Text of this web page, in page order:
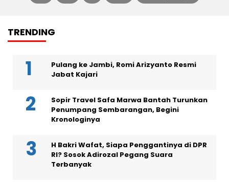
TRENDING
Pulang ke Jambi, Romi Arizyanto Resmi
Jabat Kajari
Sopir Travel Safa Marwa Bantah Turunkan
Penumpang Sembarangan, Begini
Kronologinya
H Bakri Wafat, Siapa Penggantinya di DPR
RI? Sosok Adirozal Pegang Suara
Terbanyak